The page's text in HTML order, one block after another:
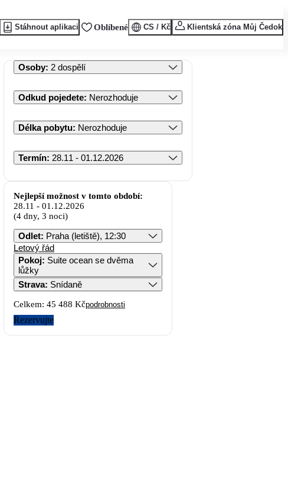
Stáhnout aplikaci Oblíbené CS / Kč Klientská zóna Můj Čedok
Osoby: 2 dospělí
Odkud pojedete: Nerozhoduje
Délka pobytu: Nerozhoduje
Termín: 28.11 - 01.12.2026
Nejlepší možnost v tomto období:
28.11 - 01.12.2026
(4 dny, 3 noci)
Odlet: Praha (letiště), 12:30
Letový řád
Pokoj: Suite ocean se dvěma
lůžky
Strava: Snídaně
Celkem: 45 488 Kčpodrobnosti
Rezervujte